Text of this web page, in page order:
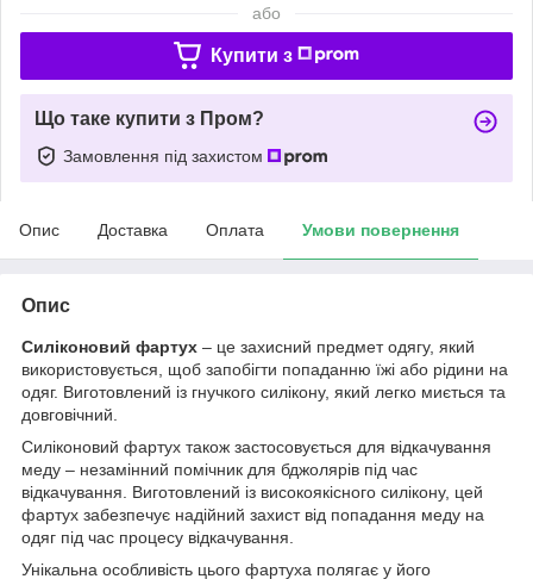
або
Купити з
Що таке купити з Пром?
Замовлення під захистом
Опис Доставка Оплата Умови повернення
Опис
Силіконовий фартух – це захисний предмет одягу, який
використовується, щоб запобігти попаданню їжі або рідини на
одяг. Виготовлений із гнучкого силікону, який легко миється та
довговічний.
Силіконовий фартух також застосовується для відкачування
меду – незамінний помічник для бджолярів під час
відкачування. Виготовлений із високоякісного силікону, цей
фартух забезпечує надійний захист від попадання меду на
одяг під час процесу відкачування.
Унікальна особливість цього фартуха полягає у його